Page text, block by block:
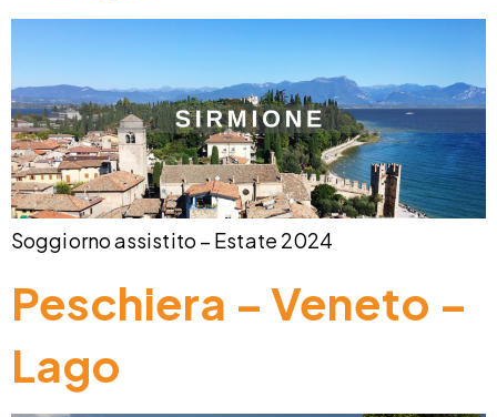
Soggiorno assistito – Estate 2024
Peschiera – Veneto –
Lago